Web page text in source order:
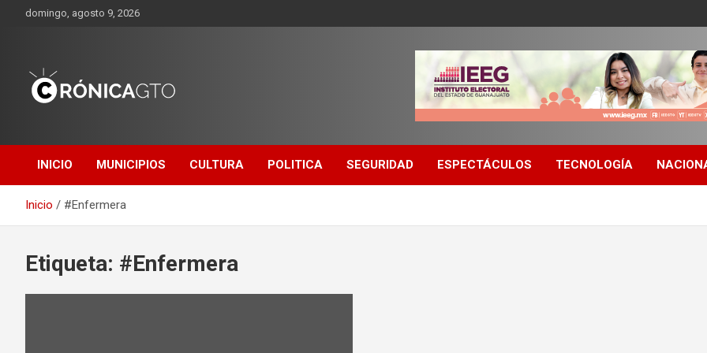
domingo, agosto 9, 2026
GUANAJUATO
INICIO MUNICIPIOS CULTURA POLITICA SEGURIDAD ESPECTÁCULOS TECNOLOGÍA
Inicio #Enfermera
Etiqueta: #Enfermera